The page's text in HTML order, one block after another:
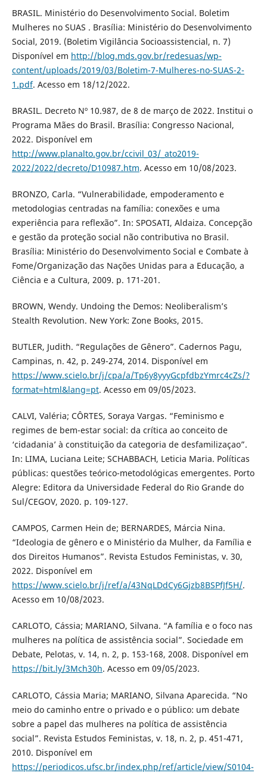
BRASIL. Ministério do Desenvolvimento Social. Boletim
Mulheres no SUAS . Brasília: Ministério do Desenvolvimento
Social, 2019. (Boletim Vigilância Socioassistencial, n. 7)
Disponível em http://blog.mds.gov.br/redesuas/wp-
content/uploads/2019/03/Boletim-7-Mulheres-no-SUAS-2-
1.pdf. Acesso em 18/12/2022.
BRASIL. Decreto Nº 10.987, de 8 de março de 2022. Institui o
Programa Mães do Brasil. Brasília: Congresso Nacional,
2022. Disponível em
http://www.planalto.gov.br/ccivil_03/_ato2019-
2022/2022/decreto/D10987.htm. Acesso em 10/08/2023.
BRONZO, Carla. “Vulnerabilidade, empoderamento e
metodologias centradas na família: conexões e uma
experiência para reflexão”. In: SPOSATI, Aldaiza. Concepção
e gestão da proteção social não contributiva no Brasil.
Brasília: Ministério do Desenvolvimento Social e Combate à
Fome/Organização das Nações Unidas para a Educação, a
Ciência e a Cultura, 2009. p. 171-201.
BROWN, Wendy. Undoing the Demos: Neoliberalism’s
Stealth Revolution. New York: Zone Books, 2015.
BUTLER, Judith. “Regulações de Gênero”. Cadernos Pagu,
Campinas, n. 42, p. 249-274, 2014. Disponível em
https://www.scielo.br/j/cpa/a/Tp6y8yyyGcpfdbzYmrc4cZs/?
format=html&lang=pt. Acesso em 09/05/2023.
CALVI, Valéria; CÔRTES, Soraya Vargas. “Feminismo e
regimes de bem-estar social: da crítica ao conceito de
‘cidadania’ à constituição da categoria de desfamilizaçao”.
In: LIMA, Luciana Leite; SCHABBACH, Leticia Maria. Políticas
públicas: questões teórico-metodológicas emergentes. Porto
Alegre: Editora da Universidade Federal do Rio Grande do
Sul/CEGOV, 2020. p. 109-127.
CAMPOS, Carmen Hein de; BERNARDES, Márcia Nina.
“Ideologia de gênero e o Ministério da Mulher, da Família e
dos Direitos Humanos”. Revista Estudos Feministas, v. 30,
2022. Disponível em
https://www.scielo.br/j/ref/a/43NqLDdCy6Gjzb8BSPfJf5H/.
Acesso em 10/08/2023.
CARLOTO, Cássia; MARIANO, Silvana. “A família e o foco nas
mulheres na política de assistência social”. Sociedade em
Debate, Pelotas, v. 14, n. 2, p. 153-168, 2008. Disponível em
https://bit.ly/3Mch30h. Acesso em 09/05/2023.
CARLOTO, Cássia Maria; MARIANO, Silvana Aparecida. “No
meio do caminho entre o privado e o público: um debate
sobre a papel das mulheres na política de assistência
social”. Revista Estudos Feministas, v. 18, n. 2, p. 451-471,
2010. Disponível em
https://periodicos.ufsc.br/index.php/ref/article/view/S0104-